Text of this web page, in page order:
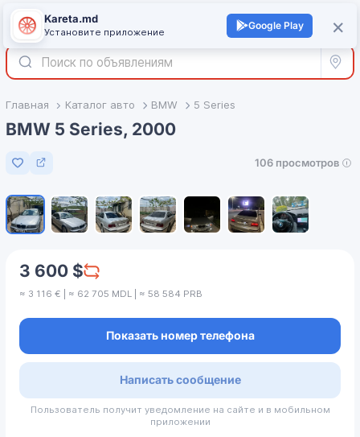
Войти +
Все
Главная Каталог авто BMW 5 Series
BMW 5 Series, 2000
Добавить в избранное
106 просмотров
3 600 $
≈ 3 116 € | ≈ 62 705 MDL | ≈ 58 584 PRB
Показать номер телефона
Написать сообщение
Пользователь получит уведомление на сайте и в мобильном
приложении
×
Kareta.md
Установите приложение
Google Play